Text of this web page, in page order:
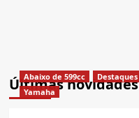
Últimas novidades
Abaixo de 599cc Destaques
Yamaha